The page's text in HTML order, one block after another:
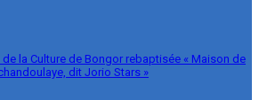
de la Culture de Bongor rebaptisée « Maison de
dit Jorio Stars »